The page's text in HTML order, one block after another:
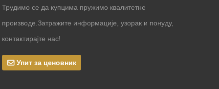
Трудимо се да купцима пружимо квалитетне
производе.Затражите информације, узорак и понуду,
контактирајте нас!
Упит за ценовник